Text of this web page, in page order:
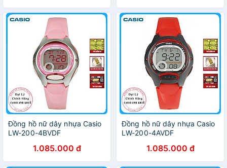
Đồng hồ nữ dây nhựa Casio
LW-200-4BVDF
1.085.000 đ
Đồng hồ nữ dây nhựa Casio
LW-200-4AVDF
1.085.000 đ